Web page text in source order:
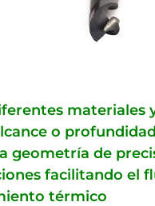
materiales
o
geometría de
facilitando el
térmico